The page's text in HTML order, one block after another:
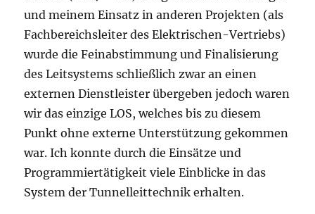
und meinem Einsatz in anderen Projekten (als
Fachbereichsleiter des Elektrischen-Vertriebs)
wurde die Feinabstimmung und Finalisierung
des Leitsystems schließlich zwar an einen
externen Dienstleister übergeben jedoch waren
wir das einzige LOS, welches bis zu diesem
Punkt ohne externe Unterstützung gekommen
war. Ich konnte durch die Einsätze und
Programmiertätigkeit viele Einblicke in das
System der Tunnelleittechnik erhalten.